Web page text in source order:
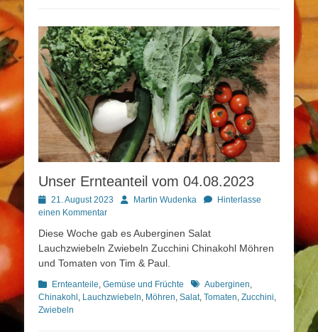
Unser Ernteanteil vom 04.08.2023
Posted
on
21. August 2023 AutorMartin Wudenka
Hinterlasse
einen Kommentar
Diese Woche gab es Auberginen Salat
Lauchzwiebeln Zwiebeln Zucchini Chinakohl Möhren
und Tomaten von Tim & Paul.
Kategorien
Ernteanteile, Gemüse und Früchte Schlagworte
Auberginen,
Chinakohl , Lauchzwiebeln, Möhren, Salat, Tomaten, Zucchini,
Zwiebeln